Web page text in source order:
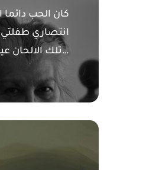
كان الحب دائما
انتصاري طفلتي
تلك الالحان عيناك تعزف…